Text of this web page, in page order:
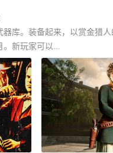
库。装备起来，以赏金猎
。新玩家可以...